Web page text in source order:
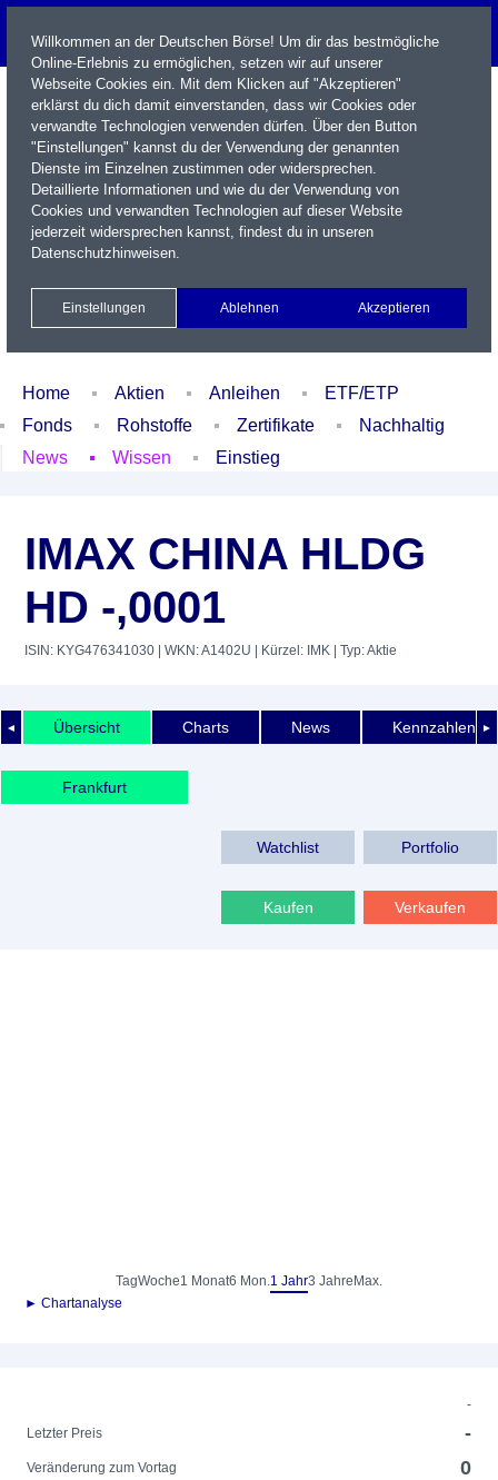
Name / WKN / ISIN / Kürzel
Xetra Realtime
Watchlist Portfolio Login
Home Aktien Anleihen
ETF/ETP
Fonds
Rohstoffe Zertifikate
Nachhaltig
News
Wissen Einstieg
IMAX CHINA HLDG
HD -,0001
ISIN: KYG476341030 | WKN: A1402U | Kürzel: IMK | Typ: Aktie
◄ ►
Übersicht Charts News Kennzahlen
Frankfurt
Watchlist Portfolio
Kaufen Verkaufen
TagWoche1 Monat6 Mon.1 Jahr3 Jahre Max.
► Chartanalyse
-
Letzter Preis
-
Veränderung zum Vortag 0
Willkommen an der Deutschen Börse! Um dir das bestmögliche
Online-Erlebnis zu ermöglichen, setzen wir auf unserer
Webseite Cookies ein. Mit dem Klicken auf "Akzeptieren"
erklärst du dich damit einverstanden, dass wir Cookies oder
verwandte Technologien verwenden dürfen. Über den Button
"Einstellungen" kannst du der Verwendung der genannten
Dienste im Einzelnen zustimmen oder widersprechen.
Detaillierte Informationen und wie du der Verwendung von
Cookies und verwandten Technologien auf dieser Website
jederzeit widersprechen kannst, findest du in unseren
Datenschutzhinweisen.
Einstellungen Ablehnen Akzeptieren